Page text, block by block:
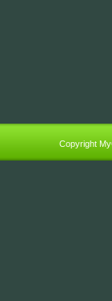
Copyright